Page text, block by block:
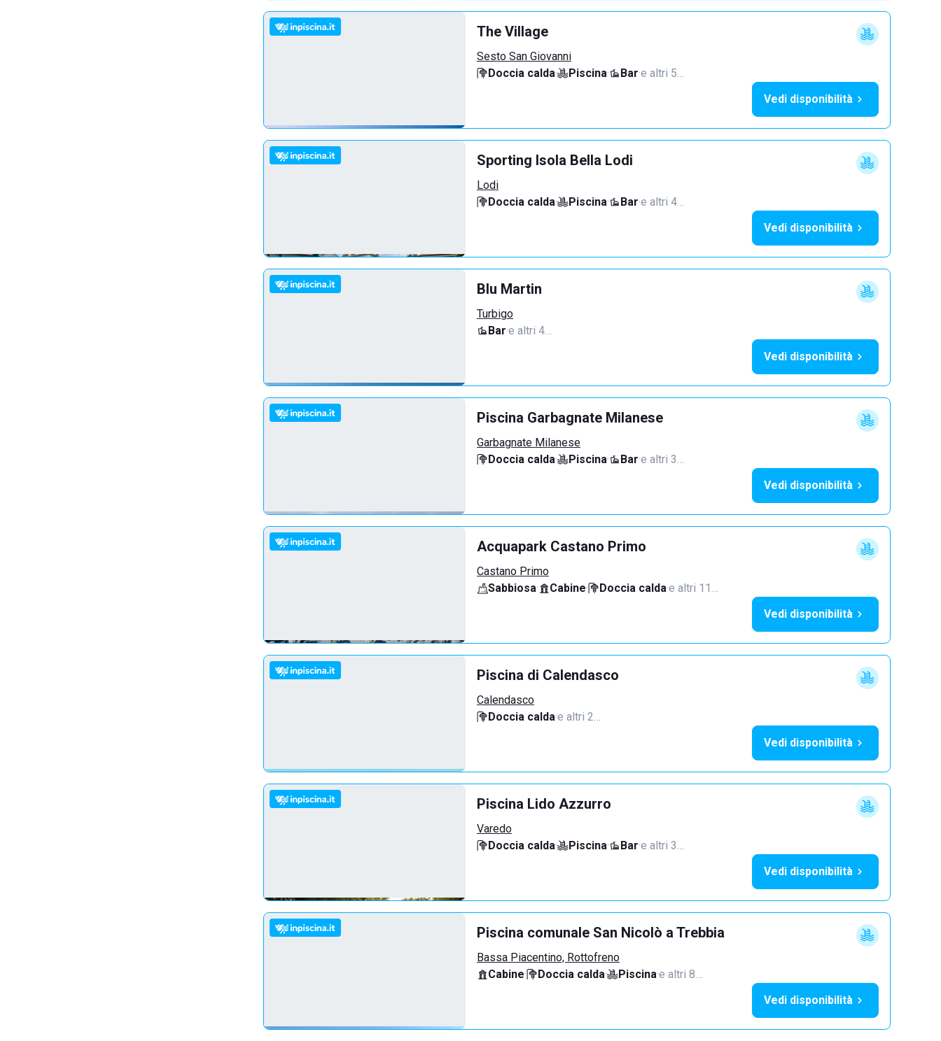
The Village
Sesto San Giovanni
Doccia calda· Piscina· Bar·e altri 5…
Vedi disponibilità
Sporting Isola Bella Lodi
Lodi
Doccia calda· Piscina· Bar·e altri 4…
Vedi disponibilità
Blu Martin
Turbigo
Bar·e altri 4…
Vedi disponibilità
Piscina Garbagnate Milanese
Garbagnate Milanese
Doccia calda· Piscina· Bar·e altri 3…
Vedi disponibilità
Acquapark Castano Primo
Castano Primo
Sabbiosa· Cabine· Doccia calda·e altri 11…
Vedi disponibilità
Piscina di Calendasco
Calendasco
Doccia calda·e altri 2…
Vedi disponibilità
Piscina Lido Azzurro
Varedo
Doccia calda· Piscina· Bar·e altri 3…
Vedi disponibilità
Piscina comunale San Nicolò a Trebbia
Bassa Piacentino, Rottofreno
Cabine· Doccia calda· Piscina·e altri 8…
Vedi disponibilità